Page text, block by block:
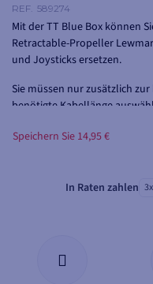
REF. 589274
Mit der TT Blue Box können
Retractable-Propeller
und Joysticks ersetzen.
Sie müssen nur zusätzlich
benötigte Kabellänge
Speichern Sie 14,95 €
In Raten zahlen 3x